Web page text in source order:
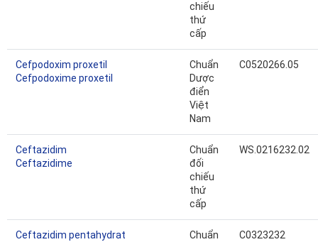
chiếu
thứ
cấp
Cefpodoxim proxetil
Cefpodoxime proxetil
Chuẩn
Dược
điển
Việt
Nam
C0520266.05
Ceftazidim
Ceftazidime
Chuẩn
đối
chiếu
thứ
cấp
WS.0216232.02
Ceftazidim pentahydrat
Chuẩn
C0323232